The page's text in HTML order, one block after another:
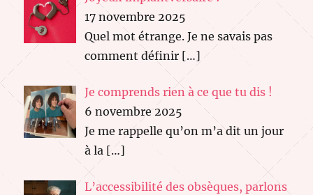
17 novembre 2025
Quel mot étrange. Je ne savais pas
comment définir […]
Je comprends rien à ce que tu dis !
6 novembre 2025
Je me rappelle qu’on m’a dit un jour
à la […]
L’accessibilité des obsèques, parlons